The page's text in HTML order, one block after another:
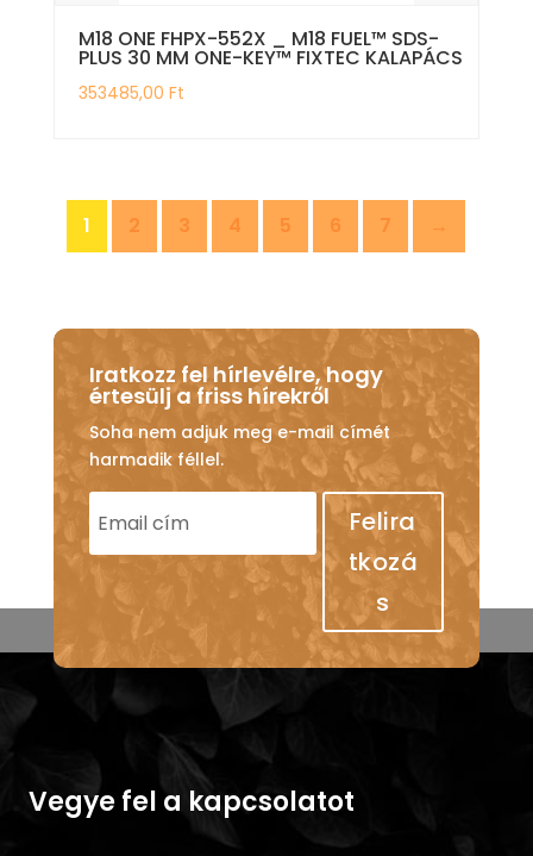
M18 ONE FHPX-552X _ M18 FUEL™ SDS-
PLUS 30 MM ONE-KEY™ FIXTEC KALAPÁCS
353485,00 Ft
1 2 3 4 5 6 7 →
Iratkozz fel hírlevélre, hogy
értesülj a friss hírekről
Soha nem adjuk meg e-mail címét
harmadik féllel.
Felira
tkozá
s
Vegye fel a kapcsolatot